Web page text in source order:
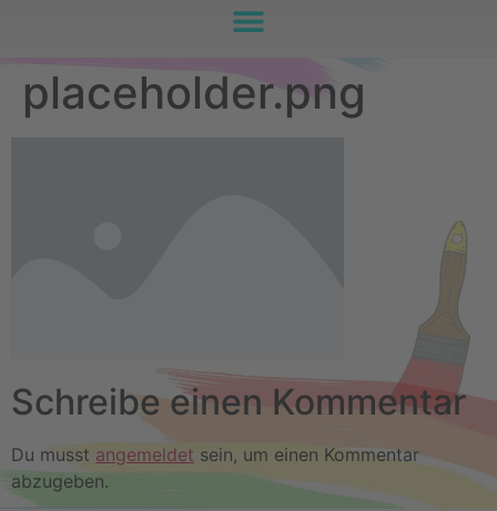
placeholder.png
Schreibe einen Kommentar
Du musst angemeldet sein, um einen Kommentar
abzugeben.